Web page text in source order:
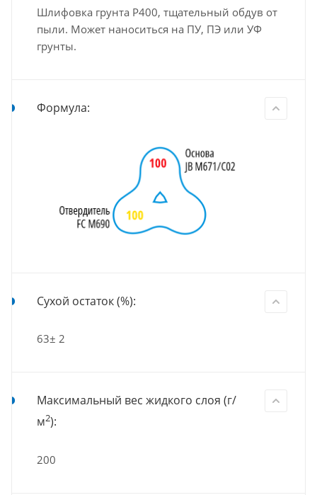
Шлифовка грунта Р400, тщательный обдув от
пыли. Может наноситься на ПУ, ПЭ или УФ
грунты.
Формула:
Сухой остаток (%):
63± 2
Максимальный вес жидкого слоя (г/
м2):
200